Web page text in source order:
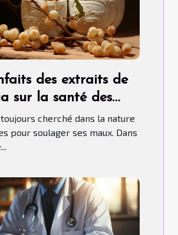
des extraits de
sur la santé des
et des os
cherché dans la nature
pour soulager ses maux. Dans